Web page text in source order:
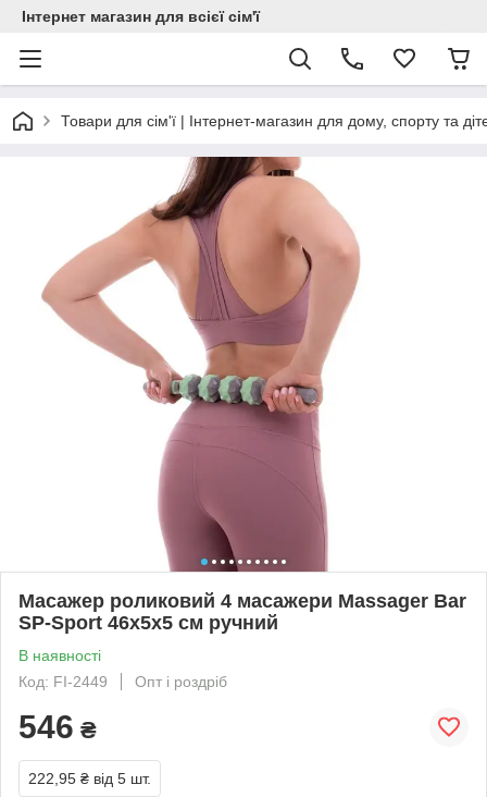
Інтернет магазин для всієї сім'ї
Товари для сім'ї | Інтернет-магазин для дому, спорту та
Масажер роликовий 4 масажери Massager Bar
SP-Sport 46x5x5 см ручний
В наявності
Код: FI-2449
Опт і роздріб
546 ₴
222,95 ₴ від 5 шт.